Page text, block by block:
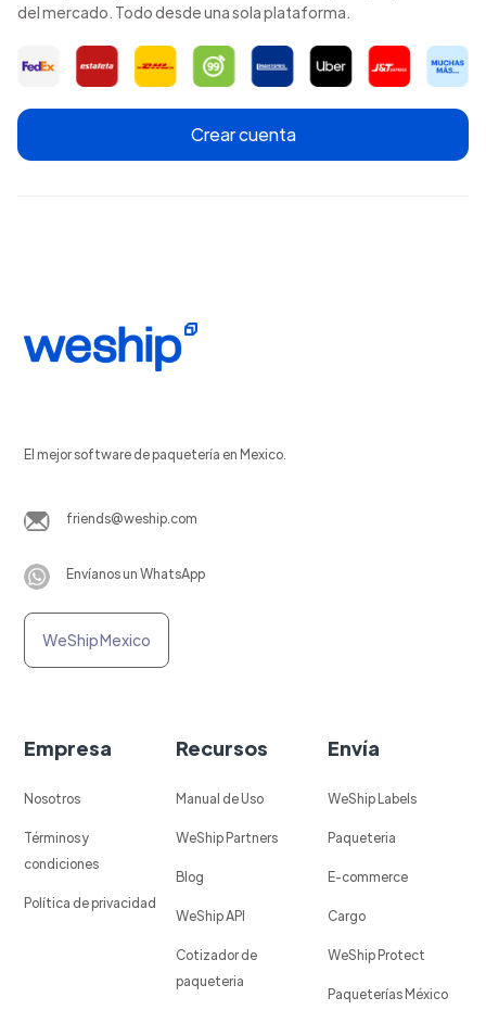
del mercado. Todo desde una sola plataforma.
Crear cuenta
El mejor software de paquetería en Mexico.
friends@weship.com
Envíanos un WhatsApp
WeShip Mexico
Empresa
Nosotros
Términos y
condiciones
Política de privacidad
Recursos
Manual de Uso
WeShip Partners
Blog
WeShip API
Cotizador de
paqueteria
Envía
WeShip Labels
Paqueteria
E-commerce
Cargo
WeShip Protect
Paqueterías México